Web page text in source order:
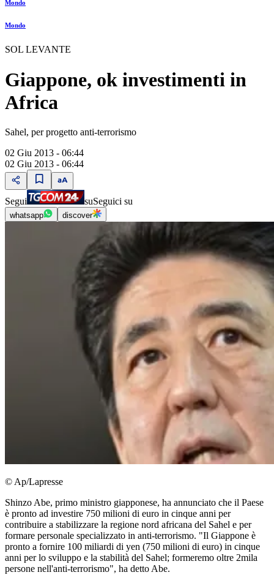
Mondo
Mondo
SOL LEVANTE
Giappone, ok investimenti in
Africa
Sahel, per progetto anti-terrorismo
02 Giu 2013 - 06:44
02 Giu 2013 - 06:44
Segui suSeguici su
whatsapp discover
© Ap/Lapresse
Shinzo Abe, primo ministro giapponese, ha annunciato che il Paese
è pronto ad investire 750 milioni di euro in cinque anni per
contribuire a stabilizzare la regione nord africana del Sahel e per
formare personale specializzato in anti-terrorismo. "Il Giappone è
pronto a fornire 100 miliardi di yen (750 milioni di euro) in cinque
anni per lo sviluppo e la stabilità del Sahel; formeremo oltre 2mila
persone nell'anti-terrorismo", ha detto Abe.